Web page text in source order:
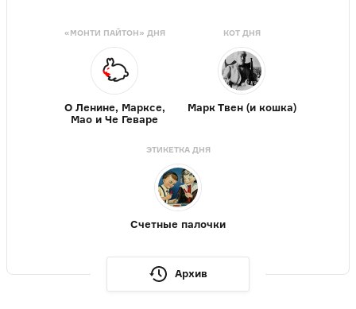
«МОНТИ ПАЙТОН» ДНЯ
О Ленине, Марксе,
Мао и Че Геваре
КОТ ДНЯ
Марк Твен (и кошка)
ЭТИКЕТКА ДНЯ
Счетные палочки
Архив